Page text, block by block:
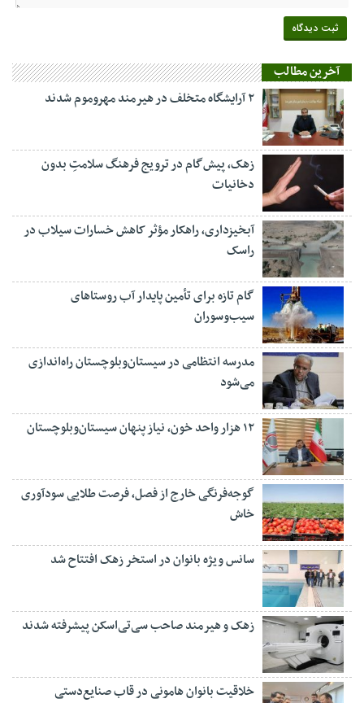
آخرین مطالب
۲ آرایشگاه متخلف در هیرمند مهروموم شدند
زهک، پیش‌گام در ترویج فرهنگ سلامتِ بدون
دخانیات
آبخیزداری، راهکار مؤثر کاهش خسارات سیلاب در
راسک
گام تازه برای تأمین پایدار آب روستاهای
سیب‌وسوران
مدرسه انتظامی در سیستان‌وبلوچستان راه‌اندازی
می‌شود
۱۲ هزار واحد خون، نیاز پنهان سیستان‌وبلوچستان
گوجه‌فرنگی خارج از فصل، فرصت طلایی سودآوری
خاش
سانس ویژه بانوان در استخر زهک افتتاح شد
زهک و هیرمند صاحب سی‌تی‌اسکن پیشرفته شدند
خلاقیت بانوان هامونی در قاب صنایع‌دستی